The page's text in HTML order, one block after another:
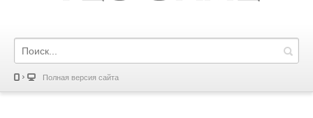
Полная версия сайта